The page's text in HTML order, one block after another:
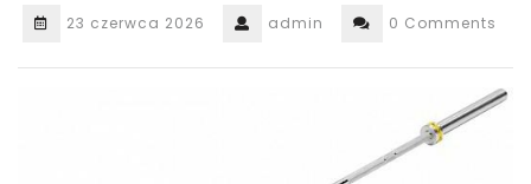
23 czerwca 2026 admin 0 Comments